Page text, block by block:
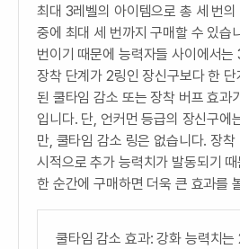
최대 3레벨의 아이템으로 총 세 번
중에 최대 세 번까지 구매할 수 있습
번이기 때문에 능력자들 사이에서
장착 단계가 2링인 장신구보다 한
된 쿨타임 감소 또는 장착 버프 효과
입니다. 단, 언커먼 등급의 장신구에
만, 쿨타임 감소 링은 없습니다. 장
시적으로 추가 능력치가 발동되기
한 순간에 구매하면 더욱 큰 효과를
쿨타임 감소 효과: 강화 능력치